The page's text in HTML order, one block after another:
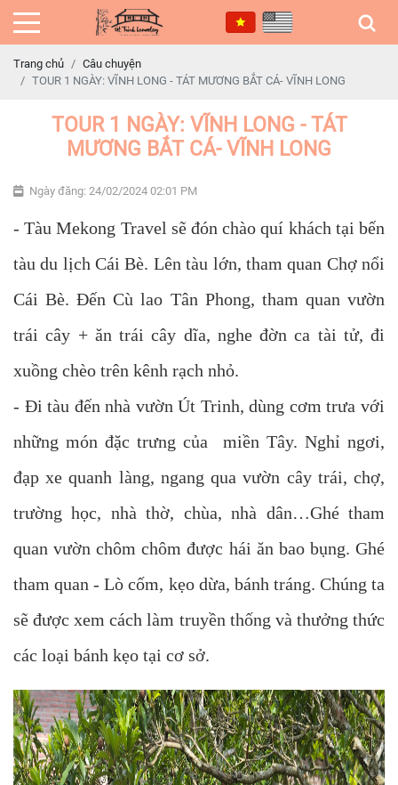
Trang chủ
Câu chuyện
TOUR 1 NGÀY: VĨNH LONG - TÁT MƯƠNG BẮT CÁ- VĨNH LONG
TOUR 1 NGÀY: VĨNH LONG - TÁT
MƯƠNG BẮT CÁ- VĨNH LONG
Ngày đăng: 24/02/2024 02:01 PM
- Tàu Mekong Travel sẽ đón chào quí khách tại bến
tàu du lịch Cái Bè. Lên tàu lớn, tham quan Chợ nổi
Cái Bè. Đến Cù lao Tân Phong, tham quan vườn
trái cây + ăn trái cây dĩa, nghe đờn ca tài tử, đi
xuồng chèo trên kênh rạch nhỏ.
- Đi tàu đến nhà vườn Út Trinh, dùng cơm trưa với
những món đặc trưng của miền Tây. Nghỉ ngơi,
đạp xe quanh làng, ngang qua vườn cây trái, chợ,
trường học, nhà thờ, chùa, nhà dân…Ghé tham
quan vườn chôm chôm được hái ăn bao bụng. Ghé
tham quan - Lò cốm, kẹo dừa, bánh tráng. Chúng ta
sẽ được xem cách làm truyền thống và thưởng thức
các loại bánh kẹo tại cơ sở.